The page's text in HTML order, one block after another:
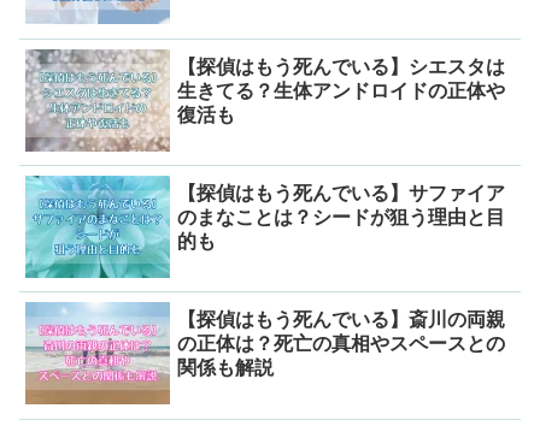
【探偵はもう死んでいる】シエスタは
生きてる？生体アンドロイドの正体や
復活も
【探偵はもう死んでいる】サファイア
のまなことは？シードが狙う理由と目
的も
【探偵はもう死んでいる】斎川の両親
の正体は？死亡の真相やスペースとの
関係も解説